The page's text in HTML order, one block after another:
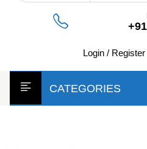
Login / Register
CATEGORIES